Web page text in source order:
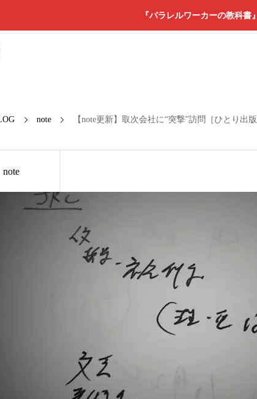
『パラレルワーカーの教科書
note 【note更新】取次会社に“突撃”訪問［ひとり出
note